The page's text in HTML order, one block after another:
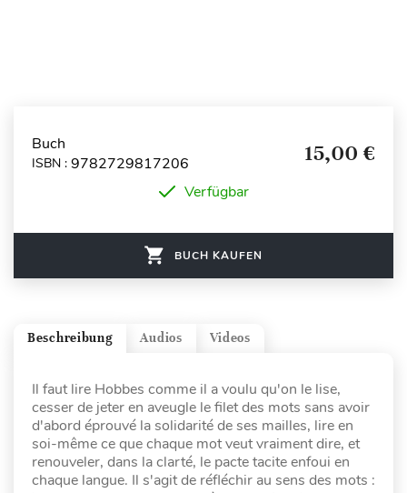
Buch
ISBN : 9782729817206 15,00 €
Verfügbar
BUCH KAUFEN
Videos
Audios
Beschreibung
Il faut lire Hobbes comme il a voulu qu'on le lise,
cesser de jeter en aveugle le filet des mots sans avoir
d'abord éprouvé la solidarité de ses mailles, lire en
soi-même ce que chaque mot veut vraiment dire, et
renouveler, dans la clarté, le pacte tacite enfoui en
chaque langue. Il s'agit de réfléchir au sens des mots :